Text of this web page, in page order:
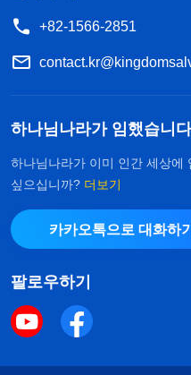
+82-1566-2851
하나님나라가 임했습니
하나님나라가 이미 인간 세상에
싶으십니까? 더보기
카카오톡으로 대화하기
팔로우하기